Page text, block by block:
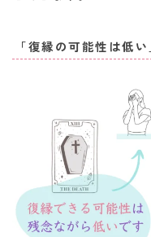
「復縁の可能性は低